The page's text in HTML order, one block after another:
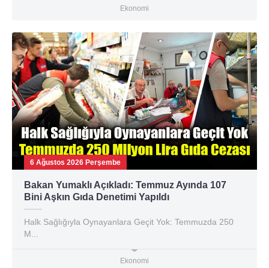
Ekonomi
6 Ağustos 2026 Perşembe
Bakan Yumaklı Açıkladı: Temmuz Ayında 107
Bini Aşkın Gıda Denetimi Yapıldı
Halk Sağlığıyla Oynayanlara Geçit Yok: Temmuzda 250
M...
Ekonomi